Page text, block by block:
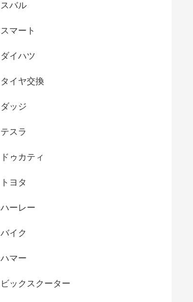
スバル
スマート
ダイハツ
タイヤ交換
ダッジ
テスラ
ドゥカティ
トヨタ
ハーレー
バイク
ハマー
ビックスクーター